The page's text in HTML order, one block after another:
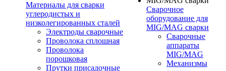
Материалы для сварки
углеродистых и
низколегированных сталей
Электроды сварочные
Проволока сплошная
Проволока
порошковая
Прутки присадочные
Сварочное
оборудование для
MIG/MAG сварки
Сварочные
аппараты
MIG/MAG
Механизмы